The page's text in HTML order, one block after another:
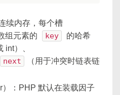
续内存，每个槽
组元素的
key
的哈希
int）、
next
（用于冲突时链表链
）：PHP 默认在装载因子